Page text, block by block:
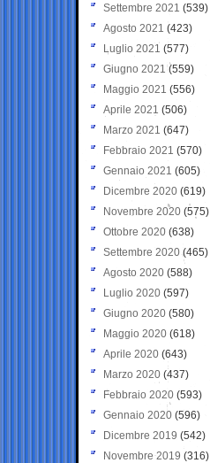
Settembre 2021 (539)
Agosto 2021 (423)
Luglio 2021 (577)
Giugno 2021(559)
Maggio 2021 (556)
Aprile 2021 (506)
Marzo 2021 (647)
Febbraio 2021 (570)
Gennaio 2021 (605)
Dicembre 2020 (619)
Novembre 2020 (575)
Ottobre 2020 (638)
Settembre 2020(465)
Agosto 2020 (588)
Luglio 2020 (597)
Giugno 2020 (580)
Maggio 2020 (618)
Aprile 2020 (643)
Marzo 2020 (437)
Febbraio 2020 (593)
Gennaio 2020 (596)
Dicembre 2019 (542)
Novembre 2019 (316)